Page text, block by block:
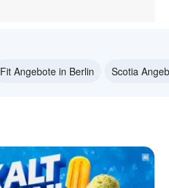
Fit Angebote in Berlin Scotia